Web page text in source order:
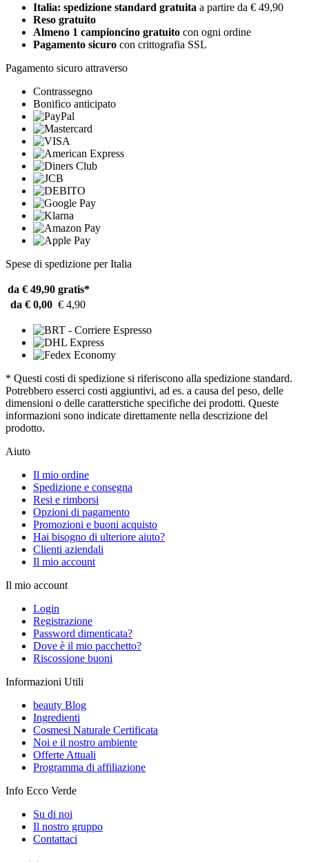
Italia: spedizione standard gratuita a partire da € 49,90
Reso gratuito
Almeno 1 campioncino gratuito con ogni ordine
Pagamento sicuro con crittografia SSL
Pagamento sicuro attraverso
Contrassegno
Bonifico anticipato
Spese di spedizione per Italia
da € 49,90 gratis*
da € 0,00 € 4,90
* Questi costi di spedizione si riferiscono alla spedizione standard.
Potrebbero esserci costi aggiuntivi, ad es. a causa del peso, delle
dimensioni o delle caratterstiche specifiche dei prodotti. Queste
informazioni sono indicate direttamente nella descrizione del
prodotto.
Aiuto
Il mio ordine
Spedizione e consegna
Resi e rimborsi
Opzioni di pagamento
Promozioni e buoni acquisto
Hai bisogno di ulteriore aiuto?
Clienti aziendali
Il mio account
Il mio account
Login
Registrazione
Password dimenticata?
Dove è il mio pacchetto?
Riscossione buoni
Informazioni Utili
beauty Blog
Ingredienti
Cosmesi Naturale Certificata
Noi e il nostro ambiente
Offerte Attuali
Programma di affiliazione
Info Ecco Verde
Su di noi
Il nostro gruppo
Contattaci